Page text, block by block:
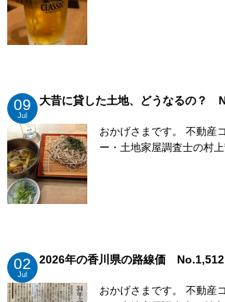
09
Jul
大昔に貸した土地、どうなるの？
おかげさまです。 不動産
ー・土地家屋調査士の村上
02
Jul
2026年の香川県の路線価 No.1,512
おかげさまです。 不動産